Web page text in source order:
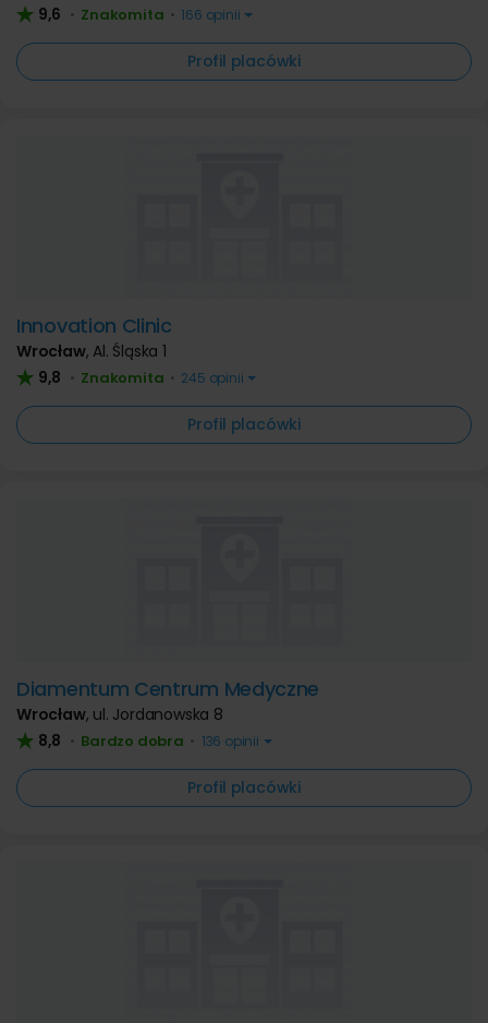
9,6 • Znakomita • 166 opinii
Profil placówki
Innovation Clinic
Wrocław, Al. Śląska 1
9,8 • Znakomita • 245 opinii
Profil placówki
Diamentum Centrum Medyczne
Wrocław, ul. Jordanowska 8
8,8 • Bardzo dobra • 136 opinii
Profil placówki